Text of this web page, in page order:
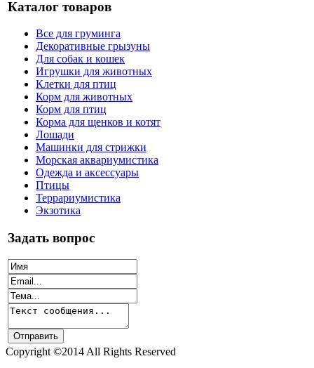
Каталог товаров
Все для груминга
Декоративные грызуны
Для собак и кошек
Игрушки для животных
Клетки для птиц
Корм для животных
Корм для птиц
Корма для щенков и котят
Лошади
Машинки для стрижки
Морская аквариумистика
Одежда и аксессуары
Птицы
Террариумистика
Экзотика
Задать вопрос
Copyright ©2014 All Rights Reserved